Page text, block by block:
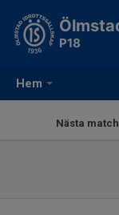
Hem
P18
Nästa match